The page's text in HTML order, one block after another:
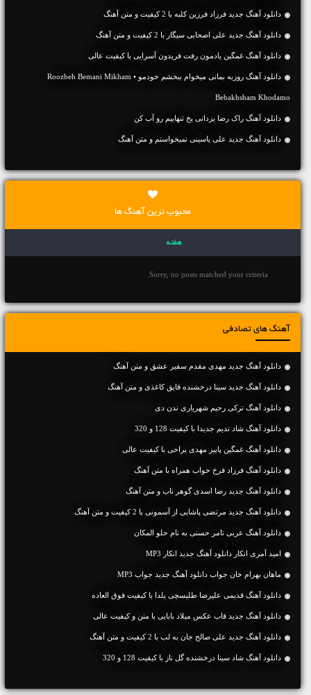
دانلود آهنگ جديد فرزاد فرزین کلبه با 2 کیفیت و متن آهنگ
دانلود آهنگ جديد علی اصحابی سیگار با 2 کیفیت و متن آهنگ
دانلود آهنگ غمگین یادمون رفت فریدون آسرایی با کیفیت عالی
دانلود آهنگ روزبه بمانی میخوام ببخشم خودمو • Roozbeh Bemani Mikham
Bebakhsham Khodamo
دانلود آهنگ راک رضا یزدانی یخ تنهاییم رو آب کن
دانلود آهنگ جديد علی یاسینی نمیخواستم و متن آهنگ
محبوب ترین آهنگ ها
هفته
Sorry, no posts matched your criteria.
آهنگ های تصادفی
دانلود آهنگ جديد مهدی مقدم سفیر عشق و متن آهنگ
دانلود آهنگ جديد سینا درخشنده قایق کاغذی و متن آهنگ
دانلود آهنگ ترکی رحیم شهریاری ندن دی
دانلود آهنگ شاد ندیم جدیدا با کیفیت 128 و 320
دانلود آهنگ غمگین پاییز مهدی یراحی با کیفیت عالی
دانلود آهنگ فرزاد فرخ خواب همراه با متن آهنگ
دانلود آهنگ جديد رضا اسدی گوهر ناب و متن آهنگ
دانلود آهنگ جديد مرتضی پاشایی از آسمونی با 2 کیفیت و متن آهنگ
دانلود آهنگ عربی تامر حسنی به نام حلو المکان
امید آمری انکار دانلود آهنگ جدید انکار MP3
ماهان بهرام خان جواب دانلود آهنگ جدید جواب MP3
دانلود آهنگ قدیمی علیرضا طلیسچی یلدا با کیفیت فوق العاده
دانلود آهنگ جديد قاب عکس میلاد بابایی با متن و کیفیت عالی
دانلود آهنگ جديد علی صالح جان به لب با 2 کیفیت و متن آهنگ
دانلود آهنگ شاد سینا درخشنده گل ناز با کیفیت 128 و 320